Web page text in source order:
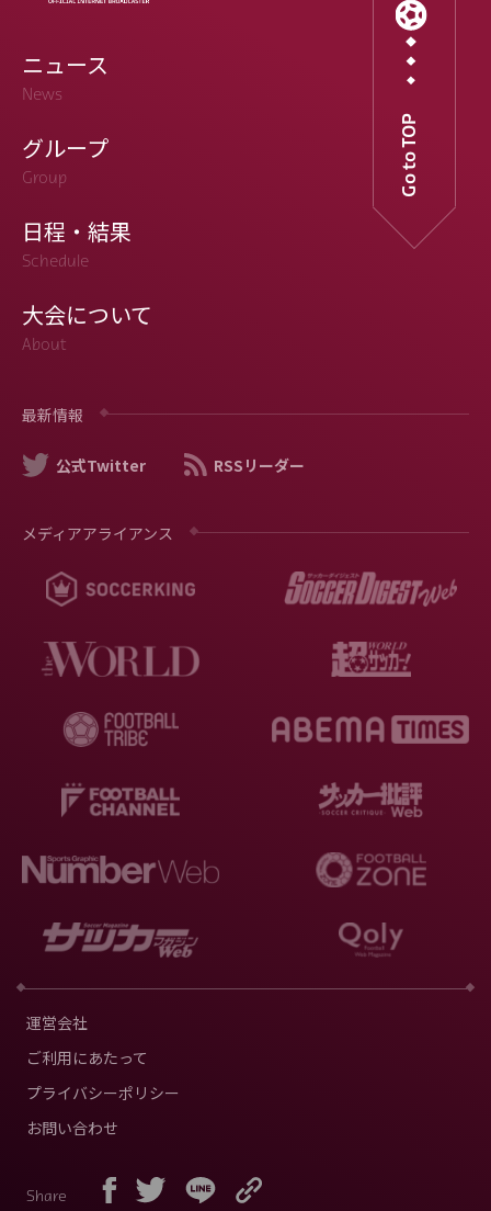
ニュース
News
グループ
Group
日程・結果
Schedule
大会について
About
最新情報
公式Twitter RSSリーダー
メディアアライアンス
Go to TOP
運営会社
ご利用にあたって
プライバシーポリシー
お問い合わせ
Share